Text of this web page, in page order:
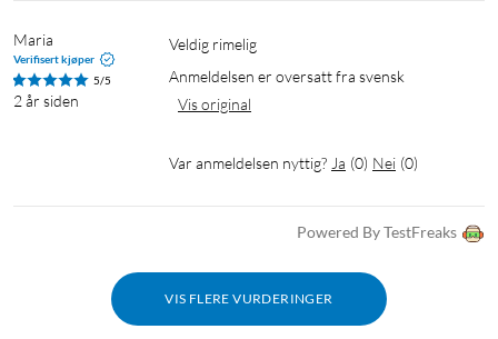
Maria
Verifisert kjøper
5/5
2 år siden
Veldig rimelig
Anmeldelsen er oversatt fra svensk
Vis original
Var anmeldelsen nyttig? Ja (0) Nei (0)
Powered By TestFreaks
VIS FLERE VURDERINGER